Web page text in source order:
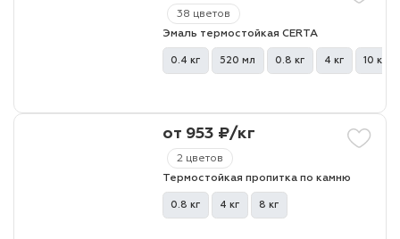
38 цветов
Эмаль термостойкая CERTA
0.4 кг 520 мл 0.8 кг 4 кг 10 кг
2 цветов
от 953 ₽/кг
Термостойкая пропитка по камню
0.8 кг 4 кг 8 кг